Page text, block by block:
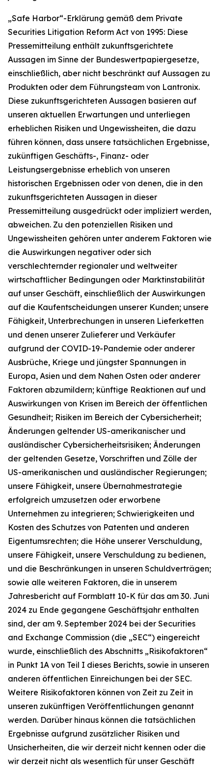
„Safe Harbor“-Erklärung gemäß dem Private
Securities Litigation Reform Act von 1995: Diese
Pressemitteilung enthält zukunftsgerichtete
Aussagen im Sinne der Bundeswertpapiergesetze,
einschließlich, aber nicht beschränkt auf Aussagen zu
Produkten oder dem Führungsteam von Lantronix.
Diese zukunftsgerichteten Aussagen basieren auf
unseren aktuellen Erwartungen und unterliegen
erheblichen Risiken und Ungewissheiten, die dazu
führen können, dass unsere tatsächlichen Ergebnisse,
zukünftigen Geschäfts-, Finanz- oder
Leistungsergebnisse erheblich von unseren
historischen Ergebnissen oder von denen, die in den
zukunftsgerichteten Aussagen in dieser
Pressemitteilung ausgedrückt oder impliziert werden,
abweichen. Zu den potenziellen Risiken und
Ungewissheiten gehören unter anderem Faktoren wie
die Auswirkungen negativer oder sich
verschlechternder regionaler und weltweiter
wirtschaftlicher Bedingungen oder Marktinstabilität
auf unser Geschäft, einschließlich der Auswirkungen
auf die Kaufentscheidungen unserer Kunden; unsere
Fähigkeit, Unterbrechungen in unseren Lieferketten
und denen unserer Zulieferer und Verkäufer
aufgrund der COVID-19-Pandemie oder anderer
Ausbrüche, Kriege und jüngster Spannungen in
Europa, Asien und dem Nahen Osten oder anderer
Faktoren abzumildern; künftige Reaktionen auf und
Auswirkungen von Krisen im Bereich der öffentlichen
Gesundheit; Risiken im Bereich der Cybersicherheit;
Änderungen geltender US-amerikanischer und
ausländischer Cybersicherheitsrisiken; Änderungen
der geltenden Gesetze, Vorschriften und Zölle der
US-amerikanischen und ausländischer Regierungen;
unsere Fähigkeit, unsere Übernahmestrategie
erfolgreich umzusetzen oder erworbene
Unternehmen zu integrieren; Schwierigkeiten und
Kosten des Schutzes von Patenten und anderen
Eigentumsrechten; die Höhe unserer Verschuldung,
unsere Fähigkeit, unsere Verschuldung zu bedienen,
und die Beschränkungen in unseren Schuldverträgen;
sowie alle weiteren Faktoren, die in unserem
Jahresbericht auf Formblatt 10-K für das am 30. Juni
2024 zu Ende gegangene Geschäftsjahr enthalten
sind, der am 9. September 2024 bei der Securities
and Exchange Commission (die „SEC“) eingereicht
wurde, einschließlich des Abschnitts „Risikofaktoren“
in Punkt 1A von Teil I dieses Berichts, sowie in unseren
anderen öffentlichen Einreichungen bei der SEC.
Weitere Risikofaktoren können von Zeit zu Zeit in
unseren zukünftigen Veröffentlichungen genannt
werden. Darüber hinaus können die tatsächlichen
Ergebnisse aufgrund zusätzlicher Risiken und
Unsicherheiten, die wir derzeit nicht kennen oder die
wir derzeit nicht als wesentlich für unser Geschäft